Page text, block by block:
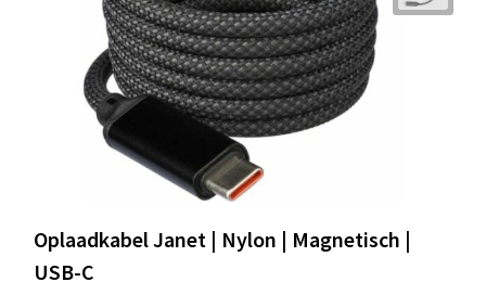
Oplaadkabel Janet | Nylon | Magnetisch |
USB-C